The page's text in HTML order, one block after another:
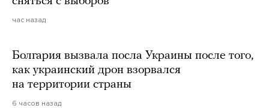
час назад
Болгария вызвала посла Украины после того,
как украинский дрон взорвался
на территории страны
6 часов назад